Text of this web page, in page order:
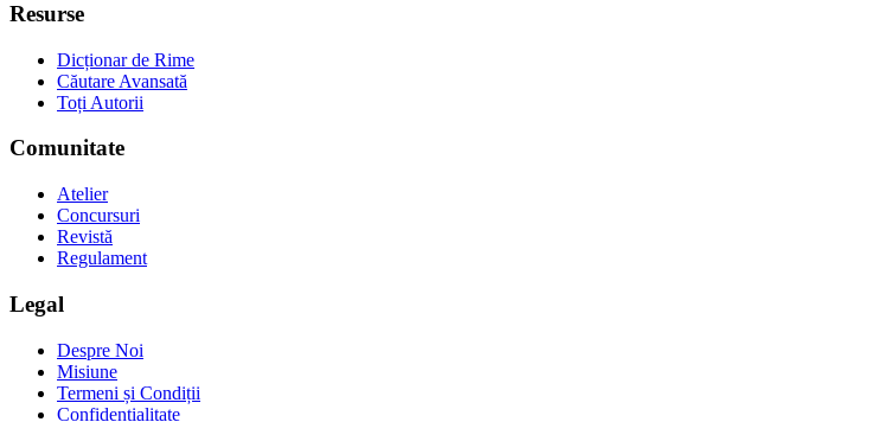
Resurse
Dicționar de Rime
Căutare Avansată
Toți Autorii
Comunitate
Atelier
Concursuri
Revistă
Regulament
Legal
Despre Noi
Misiune
Termeni și Condiții
Confidențialitate